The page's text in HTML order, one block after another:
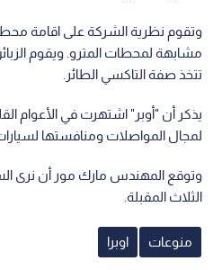
وتقوم نظرية الشركة على اقامة
مشابهة لمحطات المترو. ويقوم
تتخذ صفة التاكسي الطائر.
يذكر أن "أوبر" اشتهرت في الأعوام
لمجال المواصلات ومنافستها
وتوقع المهندس مارك مور أن نرى
الثلاث المقبلة.
منوعات اوبرا